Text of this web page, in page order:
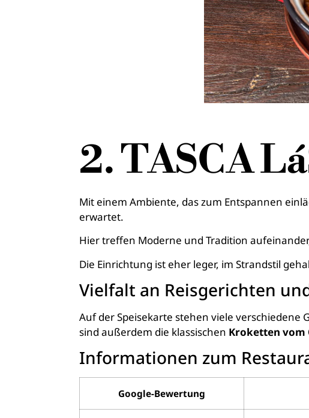
2. TASCA
Mit einem Ambiente, das zum Entspannen
erwartet.
Hier treffen Moderne und Tradition
Die Einrichtung ist eher leger, im Strandstil
Vielfalt an Reisgerichten
Auf der Speisekarte stehen viele verschiedene
sind außerdem die klassischen Kroketten vom
Informationen zum
Google-Bewertung